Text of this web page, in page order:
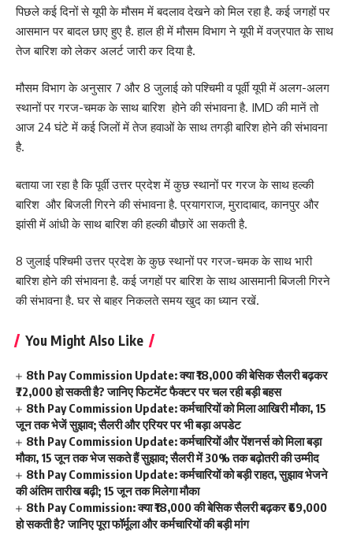
पिछले कई दिनों से यूपी के मौसम में बदलाव देखने को मिल रहा है. कई जगहों पर
आसमान पर बादल छाए हुए है. हाल ही में मौसम विभाग ने यूपी में वज्रपात के साथ
तेज बारिश को लेकर अलर्ट जारी कर दिया है.
मौसम विभाग के अनुसार 7 और 8 जुलाई को पश्चिमी व पूर्वी यूपी में अलग-अलग
स्थानों पर गरज-चमक के साथ बारिश होने की संभावना है. IMD की मानें तो
आज 24 घंटे में कई जिलों में तेज हवाओं के साथ तगड़ी बारिश होने की संभावना
है.
बताया जा रहा है कि पूर्वी उत्तर प्रदेश में कुछ स्थानों पर गरज के साथ हल्की
बारिश और बिजली गिरने की संभावना है. प्रयागराज, मुरादाबाद, कानपुर और
झांसी में आंधी के साथ बारिश की हल्की बौछारें आ सकती है.
8 जुलाई पश्चिमी उत्तर प्रदेश के कुछ स्थानों पर गरज-चमक के साथ भारी
बारिश होने की संभावना है. कई जगहों पर बारिश के साथ आसमानी बिजली गिरने
की संभावना है. घर से बाहर निकलते समय खुद का ध्यान रखें.
You Might Also Like
8th Pay Commission Update: क्या ₹18,000 की बेसिक सैलरी बढ़कर
₹72,000 हो सकती है? जानिए फिटमेंट फैक्टर पर चल रही बड़ी बहस
8th Pay Commission Update: कर्मचारियों को मिला आखिरी मौका, 15
जून तक भेजें सुझाव; सैलरी और एरियर पर भी बड़ा अपडेट
8th Pay Commission Update: कर्मचारियों और पेंशनर्स को मिला बड़ा
मौका, 15 जून तक भेज सकते हैं सुझाव; सैलरी में 30% तक बढ़ोतरी की उम्मीद
8th Pay Commission Update: कर्मचारियों को बड़ी राहत, सुझाव भेजने
की अंतिम तारीख बढ़ी; 15 जून तक मिलेगा मौका
8th Pay Commission: क्या ₹18,000 की बेसिक सैलरी बढ़कर ₹69,000
हो सकती है? जानिए पूरा फॉर्मूला और कर्मचारियों की बड़ी मांग